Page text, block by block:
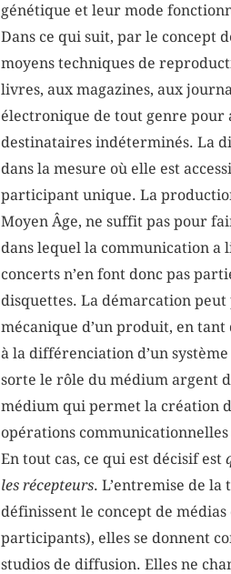
génétique et leur mode
Dans ce qui suit, par le concept
moyens techniques de
livres, aux magazines, aux
électronique de tout genre pour
destinataires indéterminés. La
dans la mesure où elle est
participant unique. La
Moyen Âge, ne suffit pas pour
dans lequel la communication a
concerts n’en font donc pas
disquettes. La démarcation
mécanique d’un produit, en
à la différenciation d’un
sorte le rôle du médium argent
médium qui permet la création
opérations
En tout cas, ce qui est décisif est
les récepteurs. L’entremise de la
définissent le concept de médias
participants), elles se donnent
studios de diffusion. Elles ne